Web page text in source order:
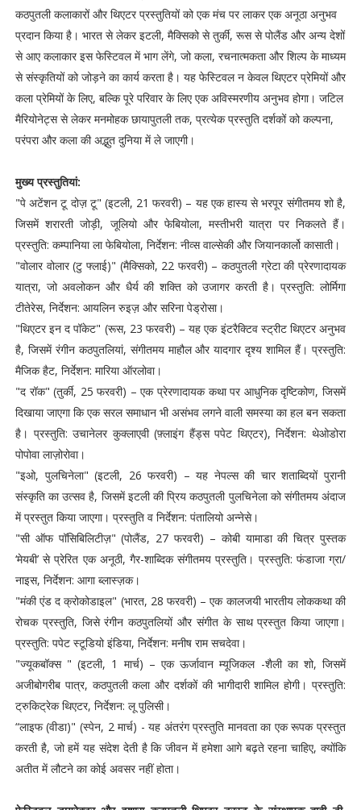
कठपुतली कलाकारों और थिएटर प्रस्तुतियों को एक मंच पर लाकर एक अनूठा अनुभव
प्रदान किया है। भारत से लेकर इटली, मैक्सिको से तुर्की, रूस से पोलैंड और अन्य देशों
से आए कलाकार इस फेस्टिवल में भाग लेंगे, जो कला, रचनात्मकता और शिल्प के माध्यम
से संस्कृतियों को जोड़ने का कार्य करता है। यह फेस्टिवल न केवल थिएटर प्रेमियों और
कला प्रेमियों के लिए, बल्कि पूरे परिवार के लिए एक अविस्मरणीय अनुभव होगा। जटिल
मैरियोनेट्स से लेकर मनमोहक छायापुतली तक, प्रत्येक प्रस्तुति दर्शकों को कल्पना,
परंपरा और कला की अद्भुत दुनिया में ले जाएगी।
मुख्य प्रस्तुतियां:
"पे अटेंशन टू दोज़ टू" (इटली, 21 फरवरी) – यह एक हास्य से भरपूर संगीतमय शो है,
जिसमें शरारती जोड़ी, जूलियो और फेबियोला, मस्तीभरी यात्रा पर निकलते हैं।
प्रस्तुति: कम्पानिया ला फेबियोला, निर्देशन: नीव्स वाल्सेकी और जियानकार्लो कासाती।
"वोलार वोलार (टु फ्लाई)" (मैक्सिको, 22 फरवरी) – कठपुतली ग्रेटा की प्रेरणादायक
यात्रा, जो अवलोकन और धैर्य की शक्ति को उजागर करती है। प्रस्तुति: लोर्मिगा
टीतेरेस, निर्देशन: आयलिन रुइज़ और सरिना पेड्रोसा।
"थिएटर इन द पॉकेट" (रूस, 23 फरवरी) – यह एक इंटरैक्टिव स्ट्रीट थिएटर अनुभव
है, जिसमें रंगीन कठपुतलियां, संगीतमय माहौल और यादगार दृश्य शामिल हैं। प्रस्तुति:
मैजिक हैट, निर्देशन: मारिया ऑरलोवा।
"द रॉक" (तुर्की, 25 फरवरी) – एक प्रेरणादायक कथा पर आधुनिक दृष्टिकोण, जिसमें
दिखाया जाएगा कि एक सरल समाधान भी असंभव लगने वाली समस्या का हल बन सकता
है। प्रस्तुति: उचानेलर कुक्लाएवी (फ़्लाइंग हैंड्स पपेट थिएटर), निर्देशन: थेओडोरा
पोपोवा लाज़ोरोवा।
"इओ, पुलचिनेला" (इटली, 26 फरवरी) – यह नेपल्स की चार शताब्दियों पुरानी
संस्कृति का उत्सव है, जिसमें इटली की प्रिय कठपुतली पुलचिनेला को संगीतमय अंदाज
में प्रस्तुत किया जाएगा। प्रस्तुति व निर्देशन: पंतालियो अन्नेसे।
"सी ऑफ पॉसिबिलिटीज़" (पोलैंड, 27 फरवरी) – कोबी यामाडा की चित्र पुस्तक
‘मेयबी’ से प्रेरित एक अनूठी, गैर-शाब्दिक संगीतमय प्रस्तुति। प्रस्तुति: फंडाजा ग्रा/
नाइस, निर्देशन: आगा ब्लास्ज़क।
"मंकी एंड द क्रोकोडाइल" (भारत, 28 फरवरी) – एक कालजयी भारतीय लोककथा की
रोचक प्रस्तुति, जिसे रंगीन कठपुतलियों और संगीत के साथ प्रस्तुत किया जाएगा।
प्रस्तुति: पपेट स्टूडियो इंडिया, निर्देशन: मनीष राम सचदेवा।
"ज्यूकबॉक्स " (इटली, 1 मार्च) – एक ऊर्जावान म्यूजिकल -शैली का शो, जिसमें
अजीबोगरीब पात्र, कठपुतली कला और दर्शकों की भागीदारी शामिल होगी। प्रस्तुति:
ट्रुकिट्रेक थिएटर, निर्देशन: लू पुलिसी।
“लाइफ (वीडा)" (स्पेन, 2 मार्च) - यह अंतरंग प्रस्तुति मानवता का एक रूपक प्रस्तुत
करती है, जो हमें यह संदेश देती है कि जीवन में हमेशा आगे बढ़ते रहना चाहिए, क्योंकि
अतीत में लौटने का कोई अवसर नहीं होता।